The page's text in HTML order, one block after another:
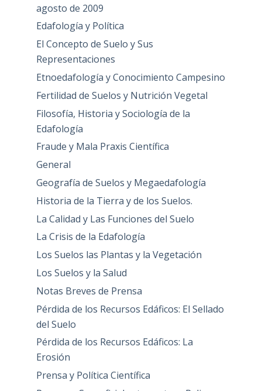
agosto de 2009
Edafología y Política
El Concepto de Suelo y Sus
Representaciones
Etnoedafología y Conocimiento Campesino
Fertilidad de Suelos y Nutrición Vegetal
Filosofía, Historia y Sociología de la
Edafología
Fraude y Mala Praxis Científica
General
Geografía de Suelos y Megaedafología
Historia de la Tierra y de los Suelos.
La Calidad y Las Funciones del Suelo
La Crisis de la Edafología
Los Suelos las Plantas y la Vegetación
Los Suelos y la Salud
Notas Breves de Prensa
Pérdida de los Recursos Edáficos: El Sellado
del Suelo
Pérdida de los Recursos Edáficos: La
Erosión
Prensa y Política Científica